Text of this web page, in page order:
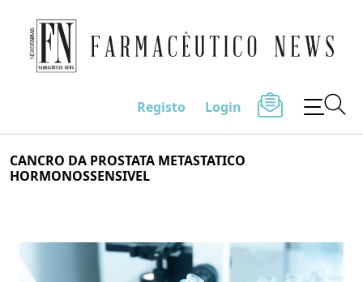
to
content
Farmacêutico News
Registo Login
CANCRO DA PROSTATA METASTATICO
HORMONOSSENSIVEL